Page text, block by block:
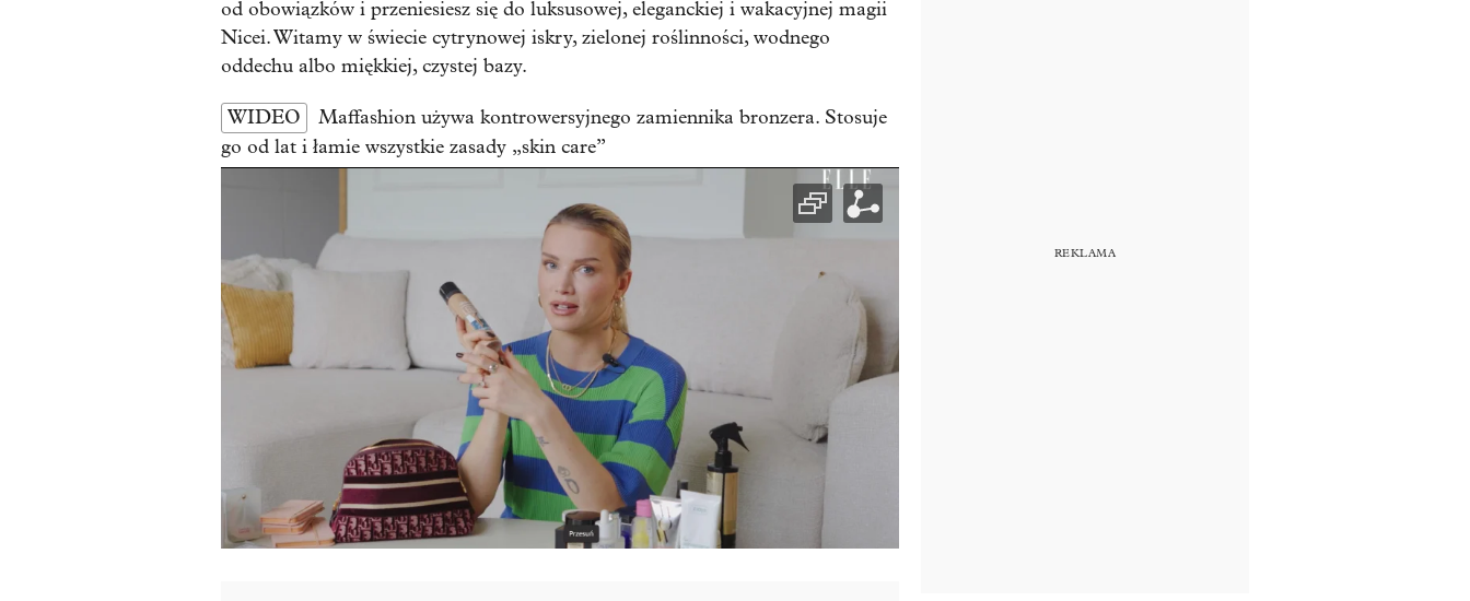
od obowiązków i przeniesiesz się do luksusowej, eleganckiej i wakacyjnej magii
Nicei. Witamy w świecie cytrynowej iskry, zielonej roślinności, wodnego
oddechu albo miękkiej, czystej bazy.
WIDEO
Maffashion używa kontrowersyjnego zamiennika bronzera. Stosuje
go od lat i łamie wszystkie zasady „skin care”